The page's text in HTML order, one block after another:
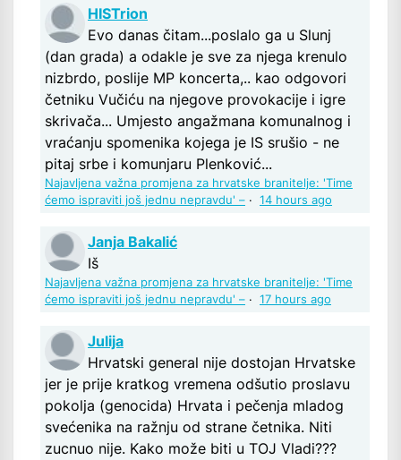
HISTrion
Evo danas čitam...poslalo ga u Slunj
(dan grada) a odakle je sve za njega krenulo
nizbrdo, poslije MP koncerta,.. kao odgovori
četniku Vučiću na njegove provokacije i igre
skrivača... Umjesto angažmana komunalnog i
vraćanju spomenika kojega je IS srušio - ne
pitaj srbe i komunjaru Plenković...
Najavljena važna promjena za hrvatske branitelje: 'Time
ćemo ispraviti još jednu nepravdu' – · 14 hours ago
Janja Bakalić
Iš
Najavljena važna promjena za hrvatske branitelje: 'Time
ćemo ispraviti još jednu nepravdu' – · 17 hours ago
Julija
Hrvatski general nije dostojan Hrvatske
jer je prije kratkog vremena odšutio proslavu
pokolja (genocida) Hrvata i pečenja mladog
svećenika na ražnju od strane četnika. Niti
zucnuo nije. Kako može biti u TOJ Vladi???